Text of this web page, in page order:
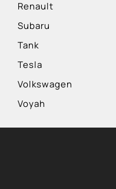
Renault
Subaru
Tank
Tesla
Volkswagen
Voyah